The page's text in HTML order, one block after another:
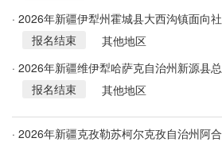
· 2026年新疆伊犁州霍城县大西沟镇面向
人公告报名结束
其他地区
· 2026年新疆维伊犁哈萨克自治州新源县
社会工作者公告
报名结束
其他地区
· 2026年新疆克孜勒苏柯尔克孜自治州阿